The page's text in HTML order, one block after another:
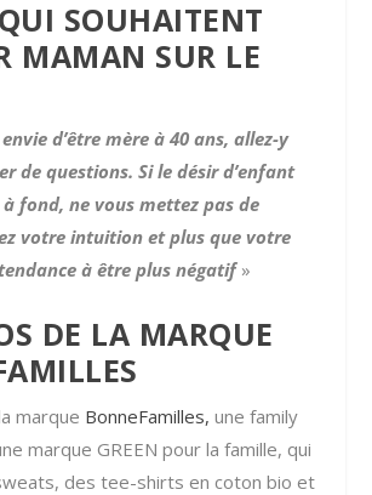
SOUHAITENT
MAMAN SUR LE
d’être mère à 40 ans, allez-y
de questions. Si le désir d’enfant
fond, ne vous mettez pas de
votre intuition et plus que votre
à être plus négatif»
DE LA MARQUE
marque BonneFamilles, une family
marque GREEN pour la famille, qui
des tee-shirts en coton bio et